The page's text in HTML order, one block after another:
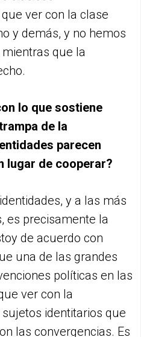
ver con la clase
y demás, y no hemos
que la
lo que sostiene
de la
parecen
lugar de cooperar?
y a las más
es precisamente la
de acuerdo con
una de las grandes
políticas en las
ver con la
identitarios que
las convergencias. Es